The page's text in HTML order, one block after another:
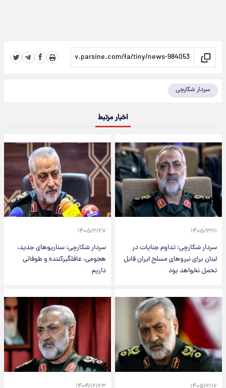
سردار شکارچی
اخبار مرتبط
۱۴۰۵/۳/۱۱
سردار شکارچی: تداوم جنایات در
لبنان برای نیروهای مسلح ایران قابل
تحمل نخواهد بود
۱۴۰۵/۲/۲۷
سردار شکارچی: سناریوهای جدید،
هجومی، غافلگیرکننده و طوفانی
داریم